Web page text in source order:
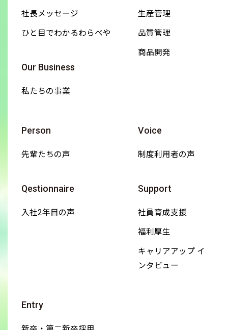
社長メッセージ
ひと目でわかるわらべや
Our Business
私たちの事業
生産管理
品質管理
商品開発
Person
先輩たちの声
Qestionnaire
入社2年目の声
Voice
制度利用者の声
Support
社員育成支援
福利厚生
キャリアアップ イ
ンタビュー
Entry